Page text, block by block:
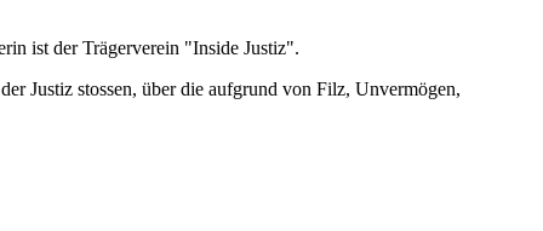
ist der Trägerverein "Inside Justiz".
Justiz stossen, über die aufgrund von Filz, Unvermögen,